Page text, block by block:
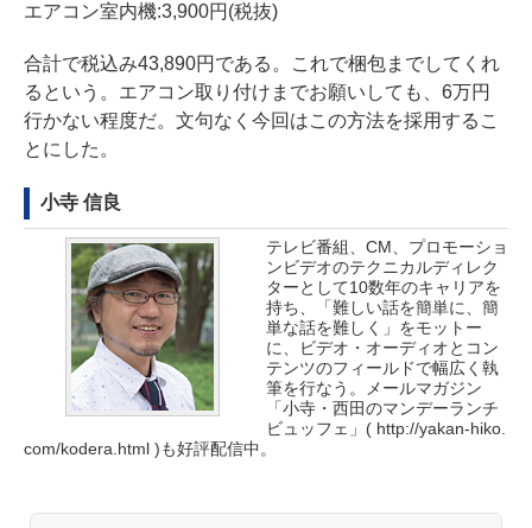
エアコン室内機:3,900円(税抜)
合計で税込み43,890円である。これで梱包までしてくれ
るという。エアコン取り付けまでお願いしても、6万円
行かない程度だ。文句なく今回はこの方法を採用するこ
とにした。
小寺 信良
テレビ番組、CM、プロモーショ
ンビデオのテクニカルディレク
ターとして10数年のキャリアを
持ち、「難しい話を簡単に、簡
単な話を難しく」をモットー
に、ビデオ・オーディオとコン
テンツのフィールドで幅広く執
筆を行なう。メールマガジン
「小寺・西田のマンデーランチ
ビュッフェ」( http://yakan-hiko.
com/kodera.html)も好評配信中。